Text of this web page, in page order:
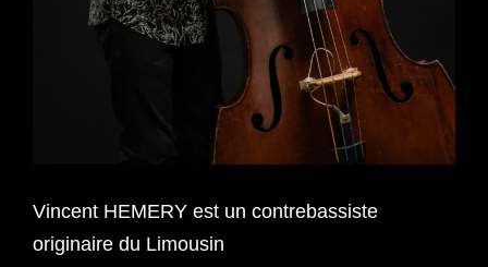
Vincent HEMERY est un contrebassiste
originaire du Limousin